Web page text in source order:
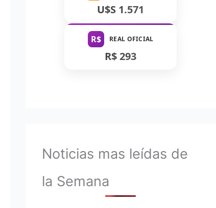
U$S 1.571
R$ REAL OFICIAL
R$ 293
Noticias mas leídas de
la Semana